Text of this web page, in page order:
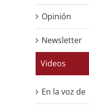
Opinión
Newsletter
Videos
En la voz de